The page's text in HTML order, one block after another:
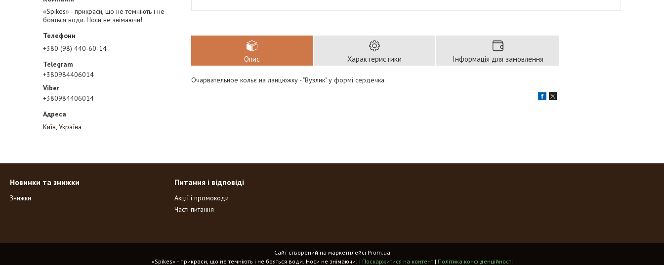
«Spikes» - прикраси, що не темніють і не
бояться води. Носи не знімаючи!
+380 (98) 440-60-14
+380984406014
+380984406014
Київ, Україна
Опис Характеристики Інформація для замовлення
Очарвательное кольє на ланцюжку - "Вузлик" у формі сердечка.
Новинки та знижки
Знижки
Питання і відповіді
Акції і промокоди
Часті питання
Сайт створений на маркетплейсі Prom.ua
«Spikes» - прикраси, що не темніють і не бояться води. Носи не знімаючи! | Поскаржитися на контент | Політика конфіденційності